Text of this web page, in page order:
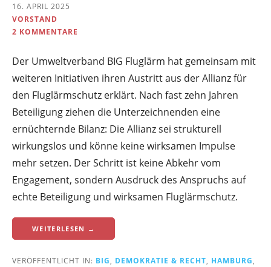
16. APRIL 2025
VORSTAND
2 KOMMENTARE
Der Umweltverband BIG Fluglärm hat gemeinsam mit
weiteren Initiativen ihren Austritt aus der Allianz für
den Fluglärmschutz erklärt. Nach fast zehn Jahren
Beteiligung ziehen die Unterzeichnenden eine
ernüchternde Bilanz: Die Allianz sei strukturell
wirkungslos und könne keine wirksamen Impulse
mehr setzen. Der Schritt ist keine Abkehr vom
Engagement, sondern Ausdruck des Anspruchs auf
echte Beteiligung und wirksamen Fluglärmschutz.
WEITERLESEN →
VERÖFFENTLICHT IN: BIG DEMOKRATIE & RECHT HAMBURG